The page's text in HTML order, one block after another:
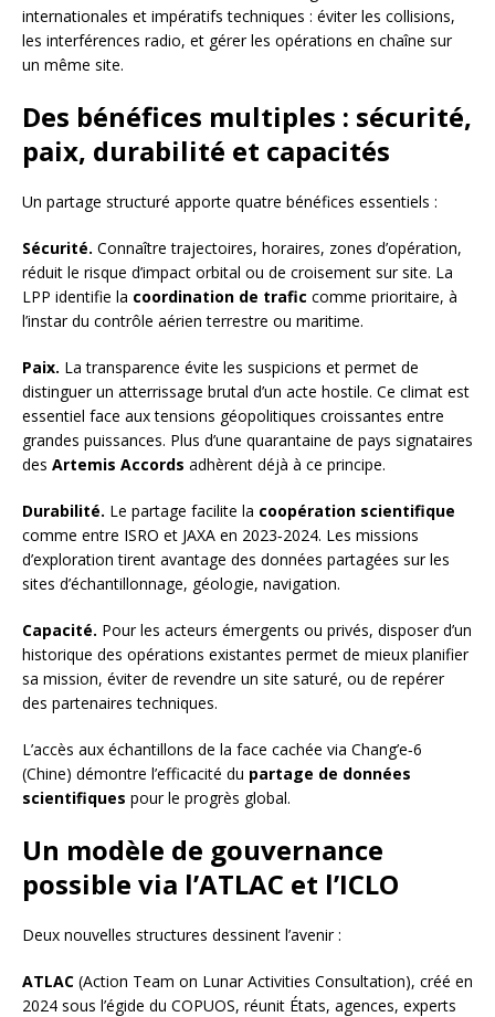
internationales et impératifs techniques : éviter les collisions,
les interférences radio, et gérer les opérations en chaîne sur
un même site.
Des bénéfices multiples : sécurité,
paix, durabilité et capacités
Un partage structuré apporte quatre bénéfices essentiels :
Sécurité. Connaître trajectoires, horaires, zones d’opération,
réduit le risque d’impact orbital ou de croisement sur site. La
LPP identifie la coordination de trafic comme prioritaire, à
l’instar du contrôle aérien terrestre ou maritime.
Paix. La transparence évite les suspicions et permet de
distinguer un atterrissage brutal d’un acte hostile. Ce climat est
essentiel face aux tensions géopolitiques croissantes entre
grandes puissances. Plus d’une quarantaine de pays signataires
des Artemis Accords adhèrent déjà à ce principe.
Durabilité. Le partage facilite la coopération scientifique
comme entre ISRO et JAXA en 2023‑2024. Les missions
d’exploration tirent avantage des données partagées sur les
sites d’échantillonnage, géologie, navigation.
Capacité. Pour les acteurs émergents ou privés, disposer d’un
historique des opérations existantes permet de mieux planifier
sa mission, éviter de revendre un site saturé, ou de repérer
des partenaires techniques.
L’accès aux échantillons de la face cachée via Chang’e‑6
(Chine) démontre l’efficacité du partage de données
scientifiques pour le progrès global.
Un modèle de gouvernance
possible via l’ATLAC et l’ICLO
Deux nouvelles structures dessinent l’avenir :
ATLAC (Action Team on Lunar Activities Consultation), créé en
2024 sous l’égide du COPUOS, réunit États, agences, experts